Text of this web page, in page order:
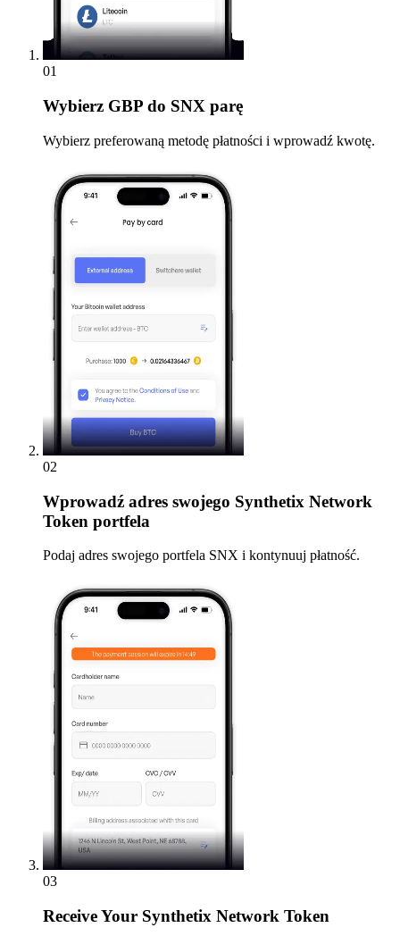
01
Wybierz GBP do SNX parę
Wybierz preferowaną metodę płatności i wprowadź kwotę.
02
Wprowadź adres swojego Synthetix Network
Token portfela
Podaj adres swojego portfela SNX i kontynuuj płatność.
03
ReceiveYour Synthetix Network Token